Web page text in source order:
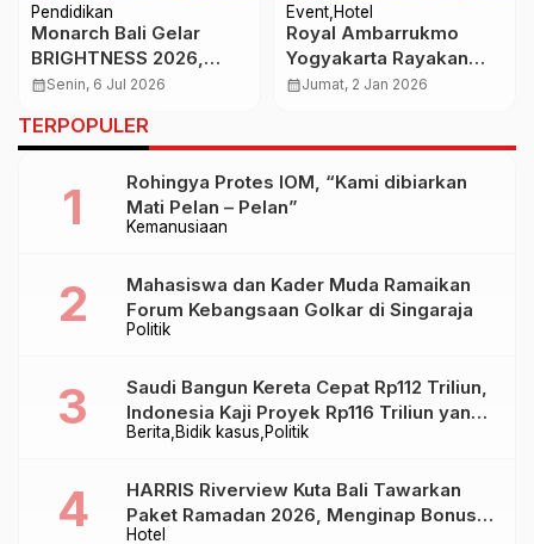
Pendidikan
Monarch Bali Gelar
BRIGHTNESS 2026,
3.435 Mahasiswa Baru
Karier Hospitality
Internasional
calendar_monthSenin, 6 Jul 2026
Event Hotel
Royal Ambarrukmo
Yogyakarta Rayakan
Pergantian Tahun
calendar_monthJumat, 2 Jan 2026
TERPOPULER
Kemanusiaan
Rohingya Protes IOM, “Kami dibiarkan
Mati Pelan – Pelan”
Politik
Mahasiswa dan Kader Muda Ramaikan
Forum Kebangsaan Golkar di Singaraja
Berita Bidik kasus Politik
Saudi Bangun Kereta Cepat Rp112 Triliun,
Indonesia Kaji Proyek Rp116 Triliun yang
Baru Sampai Bandung
Hotel
HARRIS Riverview Kuta Bali Tawarkan
Paket Ramadan 2026, Menginap Bonus
Takjil hingga Bukber Mulai Rp88.888